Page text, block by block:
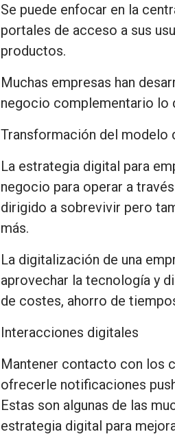
Se puede enfocar en la
portales de acceso a sus
productos.
Muchas empresas han
negocio complementario lo
Transformación del modelo
La estrategia digital para
negocio para operar a
dirigido a sobrevivir pero
más.
La digitalización de una
aprovechar la tecnología y
de costes, ahorro de
Interacciones digitales
Mantener contacto con los
ofrecerle notificaciones
Estas son algunas de las
estrategia digital para